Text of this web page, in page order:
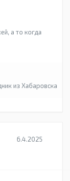
а то когда
из Хабаровска
6.4.2025